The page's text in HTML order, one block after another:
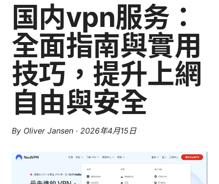
国内vpn服务：
全面指南與實用
技巧，提升上網
自由與安全
By Oliver Jansen · 2026年4月15日